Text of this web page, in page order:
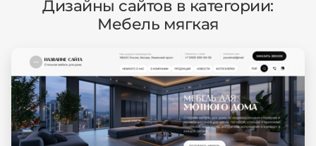
Дизайны сайтов в категории:
Мебель мягкая